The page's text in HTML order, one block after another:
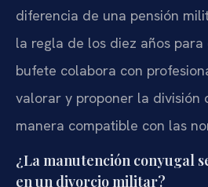
diferencia de una pensión
la regla de los diez años
bufete colabora con
valorar y proponer la división
manera compatible con las
¿La manutención conyugal
en un divorcio militar?